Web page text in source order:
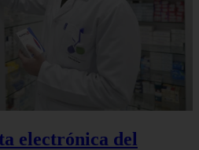
electrónica del